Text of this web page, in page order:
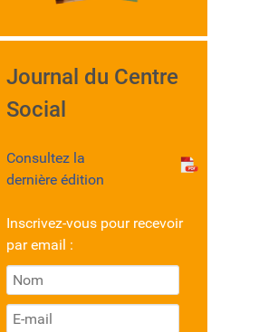
Journal du Centre
Social
Consultez la
dernière édition
Inscrivez-vous pour recevoir
par email :